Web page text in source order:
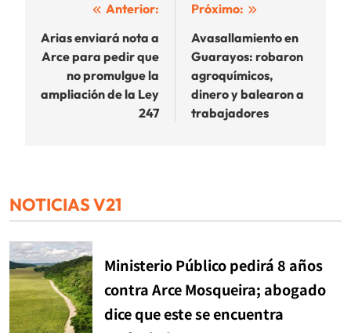
Navegación
de
entradas
Anterior:
Arias enviará nota a
Arce para pedir que
no promulgue la
ampliación de la Ley
247
Próximo:
Avasallamiento en
Guarayos: robaron
agroquímicos,
dinero y balearon a
trabajadores
NOTICIAS V21
Ministerio Público pedirá 8 años
contra Arce Mosqueira; abogado
dice que este se encuentra